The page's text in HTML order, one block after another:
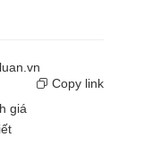
Copy link
giá